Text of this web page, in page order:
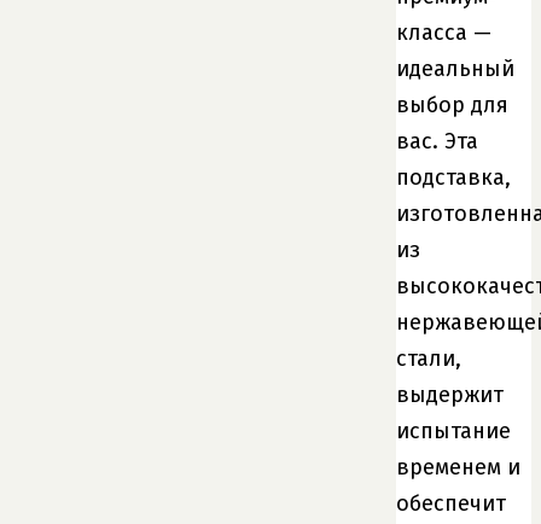
класса —
идеальный
выбор для
вас. Эта
подставка,
из
стали,
выдержит
испытание
временем и
обеспечит